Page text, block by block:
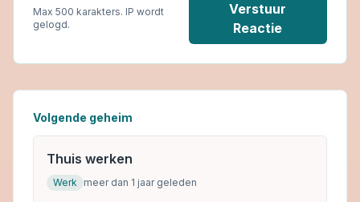
Max 500 karakters. IP wordt
gelogd.
Verstuur
Reactie
Volgende geheim
Thuis werken
Werk meer dan 1 jaar geleden